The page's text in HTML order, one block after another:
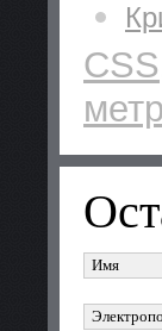
CSS
метр